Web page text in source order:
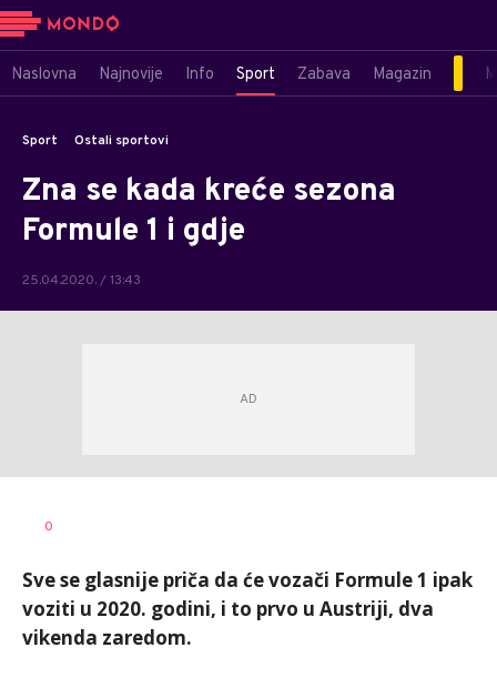
Naslovna Najnovije Info Sport Zabava Magazin
Sport Ostali sportovi
Zna se kada kreće sezona
Formule 1 i gdje
25.04.2020. / 13:43
AUTOR
0
Sve se glasnije priča da će vozači Formule 1 ipak
voziti u 2020. godini, i to prvo u Austriji, dva
vikenda zaredom.